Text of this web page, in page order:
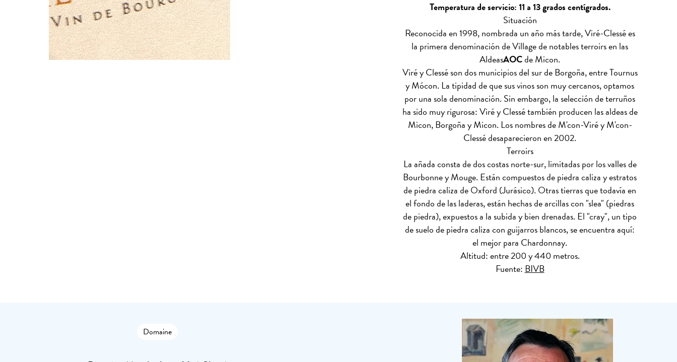
Temperatura de servicio: 11 a 13 grados centígrados.
Situación
Reconocida en 1998, nombrada un año más tarde, Viré-Clessé es
la primera denominación de Village de notables terroirs en las
AldeasAOCde Micon.
Viré y Clessé son dos municipios del sur de Borgoña, entre Tournus
y Mócon. La tipidad de que sus vinos son muy cercanos, optamos
por una sola denominación. Sin embargo, la selección de terruños
ha sido muy rigurosa: Viré y Clessé también producen las aldeas de
Micon, Borgoña y Micon. Los nombres de M'con-Viré y M'con-
Clessé desaparecieron en 2002.
Terroirs
La añada consta de dos costas norte-sur, limitadas por los valles de
Bourbonne y Mouge. Están compuestos de piedra caliza y estratos
de piedra caliza de Oxford (Jurásico). Otras tierras que todavía en
el fondo de las laderas, están hechas de arcillas con "slea" (piedras
de piedra), expuestos a la subida y bien drenadas. El "cray", un tipo
de suelo de piedra caliza con guijarros blancos, se encuentra aquí:
el mejor para Chardonnay.
Altitud: entre 200 y 440 metros.
Fuente: BIVB
Domaine